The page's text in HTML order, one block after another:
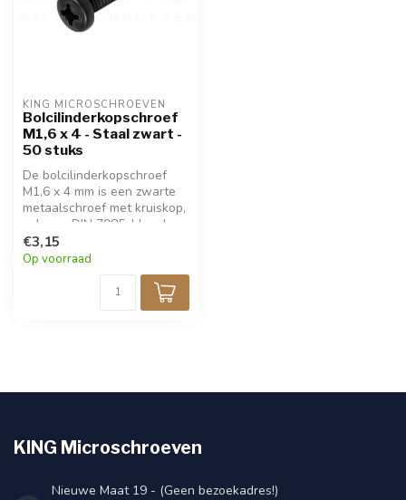
KING MICROSCHROEVEN
Bolcilinderkopschroef
M1,6 x 4 - Staal zwart -
50 stuks
De bolcilinderkopschroef
M1,6 x 4 mm is een zwarte
metaalschroef met kruiskop,
volgens DIN 7985. Ideaal
voor precisiewerk in
modelbouw en elektronica.
Verpakt per 50 stuks. Deze
schroef heeft een mooie
strakke uitstraling.
€3,15
Op voorraad
KING Microschroeven
Nieuwe Maat 19 - (Geen bezoekadres!)